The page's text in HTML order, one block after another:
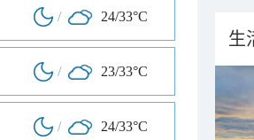
/ 24/33°C
/ 23/33°C
/ 24/33°C
生